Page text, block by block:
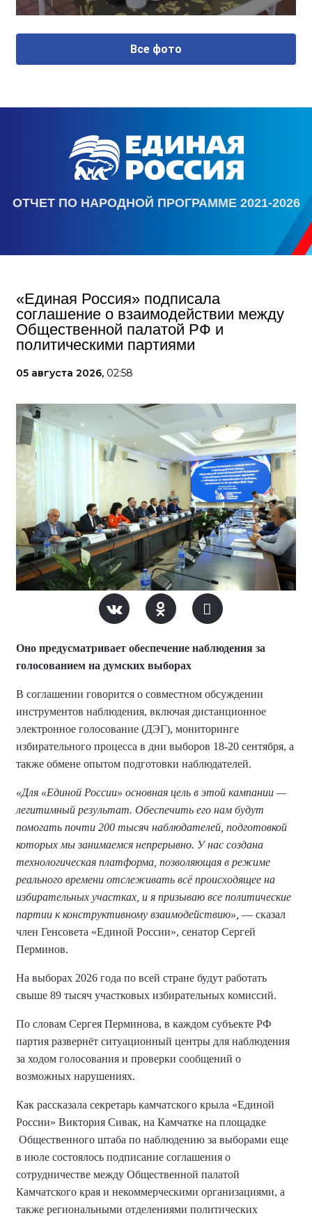
Все фото
ОТЧЕТ ПО НАРОДНОЙ ПРОГРАММЕ 2021-2026
«Единая Россия» подписала
соглашение о взаимодействии между
Общественной палатой РФ и
политическими партиями
05 августа 2026, 02:58
Оно предусматривает обеспечение наблюдения за
голосованием на думских выборах
В соглашении говорится о совместном обсуждении
инструментов наблюдения, включая дистанционное
электронное голосование (ДЭГ), мониторинге
избирательного процесса в дни выборов 18-20 сентября, а
также обмене опытом подготовки наблюдателей.
«Для «Единой России» основная цель в этой кампании —
легитимный результат. Обеспечить его нам будут
помогать почти 200 тысяч наблюдателей, подготовкой
которых мы занимаемся непрерывно. У нас создана
технологическая платформа, позволяющая в режиме
реального времени отслеживать всё происходящее на
избирательных участках, и я призываю все политические
партии к конструктивному взаимодействию», — сказал
член Генсовета «Единой России», сенатор Сергей
Перминов.
На выборах 2026 года по всей стране будут работать
свыше 89 тысяч участковых избирательных комиссий.
По словам Сергея Перминова, в каждом субъекте РФ
партия развернёт ситуационный центры для наблюдения
за ходом голосования и проверки сообщений о
возможных нарушениях.
Как рассказала секретарь камчатского крыла «Единой
России» Виктория Сивак, на Камчатке на площадке
Общественного штаба по наблюдению за выборами еще
в июле состоялось подписание соглашения о
сотрудничестве между Общественной палатой
Камчатского края и некоммерческими организациями, а
также региональными отделениями политических